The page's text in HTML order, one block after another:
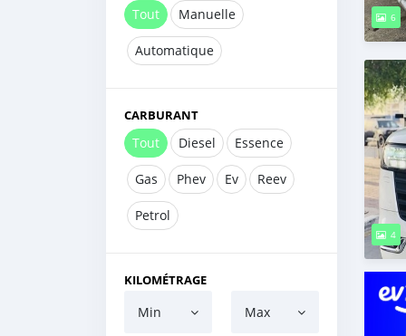
Tout Manuelle
Automatique
CARBURANT
Tout Diesel Essence
Gas Phev Ev Reev
Petrol
KILOMÉTRAGE
Min Max
6
4